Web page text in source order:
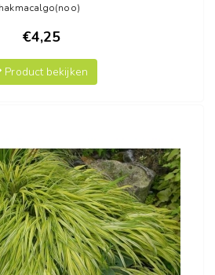
hakmacalgo(noo)
€4,25
Product bekijken